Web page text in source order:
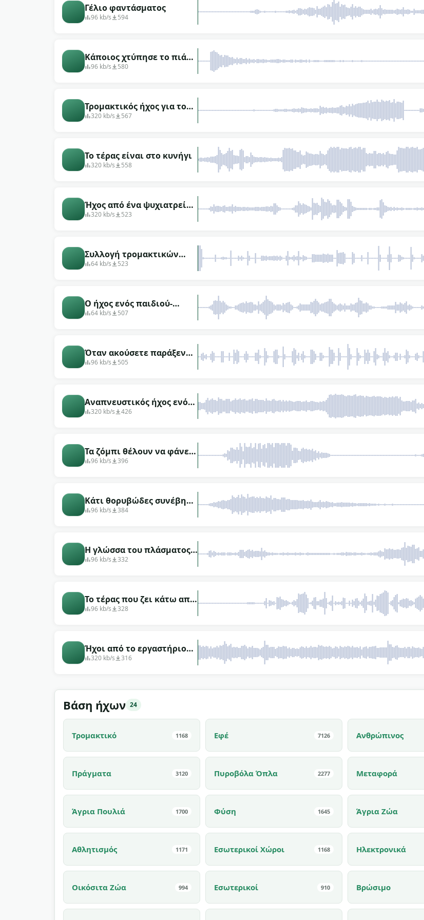
Γέλιο φαντάσματος
96 kb/s 594
Κάποιος χτύπησε το πιάνο
σε ένα εγκαταλελειμμένο
96 kb/s 580
Τρομακτικός ήχος για το
Halloween
320 kb/s 567
Το τέρας είναι στο κυνήγι
320 kb/s 558
Ήχος από ένα ψυχιατρείο
όπου σε περιμένουν
320 kb/s 523
Συλλογή τρομακτικών
ήχων Halloween για
64 kb/s 523
Ο ήχος ενός παιδιού-
φάντασμα που
64 kb/s 507
Όταν ακούσετε παράξενα,
τρομακτικά τριξίματα στο
96 kb/s 505
Αναπνευστικός ήχος ενός
φοβισμένου ατόμου που
320 kb/s 426
Τα ζόμπι θέλουν να φάνε
το μυαλό σας
96 kb/s 396
Κάτι θορυβώδες συνέβη
σε αυτό το δωμάτιο,
96 kb/s 384
Η γλώσσα του πλάσματος
αρχίζει να σφυρίζει σαν
96 kb/s 332
Το τέρας που ζει κάτω από
το κρεβάτι σου
96 kb/s 328
Ήχοι από το εργαστήριο
όπου έγινε το κακό
320 kb/s 316
Βάση ήχων 24
Τρομακτικό 1168 Εφέ 7126 Ανθρώπινος
Πράγματα 3120 Πυροβόλα Όπλα 2277 Μεταφορά
Άγρια Πουλιά 1700 Φύση 1645 Άγρια Ζώα
Αθλητισμός 1171 Εσωτερικοί Χώροι 1168 Ηλεκτρονικά
Οικόσιτα Ζώα 994 Εσωτερικοί 910 Βρώσιμο